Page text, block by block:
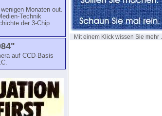
Monaten out.
Technik
der 3-Chip
auf CCD-Basis
Mit einem Klick wissen Sie mehr . .